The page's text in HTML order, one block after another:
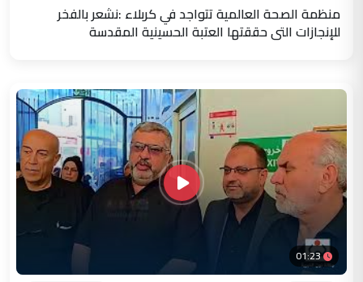
منظمة الصحة العالمية تتواجد في كربلاء :نشعر بالفخر
للإنجازات التي حققتها العتبة الحسينية المقدسة
01:23